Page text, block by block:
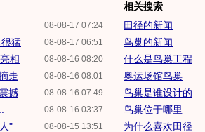
08-08-17 07:24
08-08-17 06:51
猛
08-08-16 08:20
相
08-08-16 08:01
走
08-08-16 07:49
撼
08-08-16 03:37
08-08-15 13:51
"
相关搜索
田径的新闻
鸟巢的新闻
什么是鸟巢工程
奥运场馆鸟巢
鸟巢是谁设计的
鸟巢位于哪里
为什么喜欢田径